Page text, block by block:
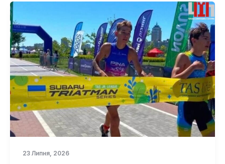
23 Липня, 2026